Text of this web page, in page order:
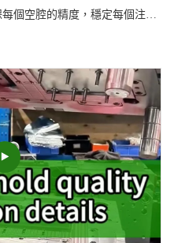
個空腔的精度，穩定每個注入
得市場聲譽和與客戶的長期合
始願望，旨在為您帶來最令人